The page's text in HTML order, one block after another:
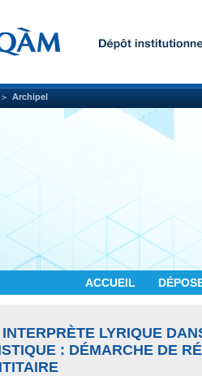
Archipel
ACCUEIL
LYRIQUE
: DÉMARCHE DE